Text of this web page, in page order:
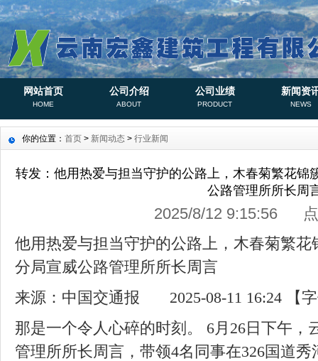
网站首页
HOME
公司介绍
ABOUT
公司业绩
PRODUCT
新闻资
NEWS
你的位置： 首页 > 新闻动态 > 行业新闻
转发：他用热爱与担当守护的公路上，木春菊繁花
公路管理所所长周
2025/8/12 9:15:56
他用热爱与担当守护的公路上，木春菊繁
分局宣威公路管理所所长周言
来源：中国交通报 2025-08-11 16:24 【
那是一个令人心碎的时刻。 6月26日下午，
管理所所长周言，带领4名同事在326国道